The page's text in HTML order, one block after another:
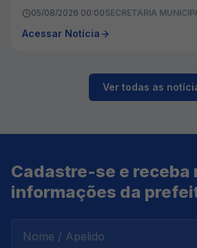
05/08/2026 00:00SECRETARIA
Acessar Notícia
Ver todas as
Cadastre-se e receba
informações da